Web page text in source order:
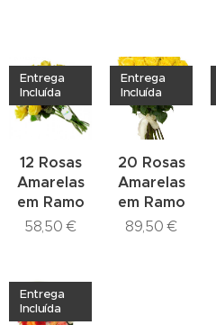
12 Rosas
Amarelas
em Ramo
Entrega
Incluída
58,50 €
20 Rosas
Amarelas
em Ramo
Entrega
Incluída
89,50 €
Entrega
Incluída